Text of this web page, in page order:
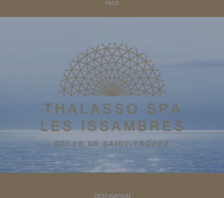
PAGE
DESTINATION